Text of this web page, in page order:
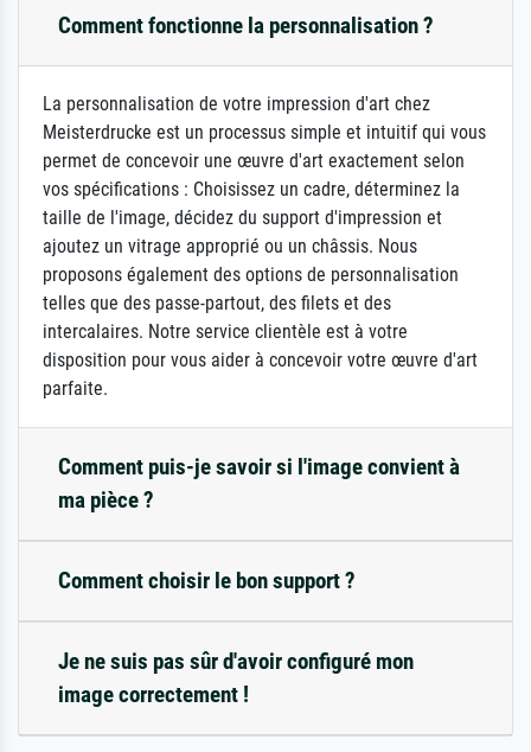
Comment fonctionne la personnalisation ?
La personnalisation de votre impression d'art chez
Meisterdrucke est un processus simple et intuitif qui vous
permet de concevoir une œuvre d'art exactement selon
vos spécifications : Choisissez un cadre, déterminez la
taille de l'image, décidez du support d'impression et
ajoutez un vitrage approprié ou un châssis. Nous
proposons également des options de personnalisation
telles que des passe-partout, des filets et des
intercalaires. Notre service clientèle est à votre
disposition pour vous aider à concevoir votre œuvre d'art
parfaite.
Comment puis-je savoir si l'image convient à
ma pièce ?
Comment choisir le bon support ?
Je ne suis pas sûr d'avoir configuré mon
image correctement !